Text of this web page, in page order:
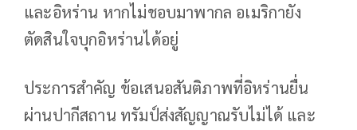
และอิหร่าน​ หากไม่ชอบมาพากล​ อเมริกายัง
ตัดสินใจบุกอิหร่านได้อยู่
ประการสำคัญ​ ข้อเสนอสันติภาพที่อิหร่านยื่น
ผ่านปากีสถาน​ ทรัมป์ส่งสัญญาณรับไม่ได้​ และ